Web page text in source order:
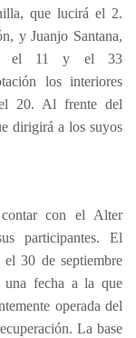
que lucirá el 2.
y Juanjo Santana,
el 11 y el 33
los interiores
20. Al frente del
dirigirá a los suyos
con el Alter
participantes. El
el 30 de septiembre
una fecha a la que
operada del
La base